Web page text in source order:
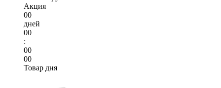
Акция
00
дней
00
:
00
00
Товар дня